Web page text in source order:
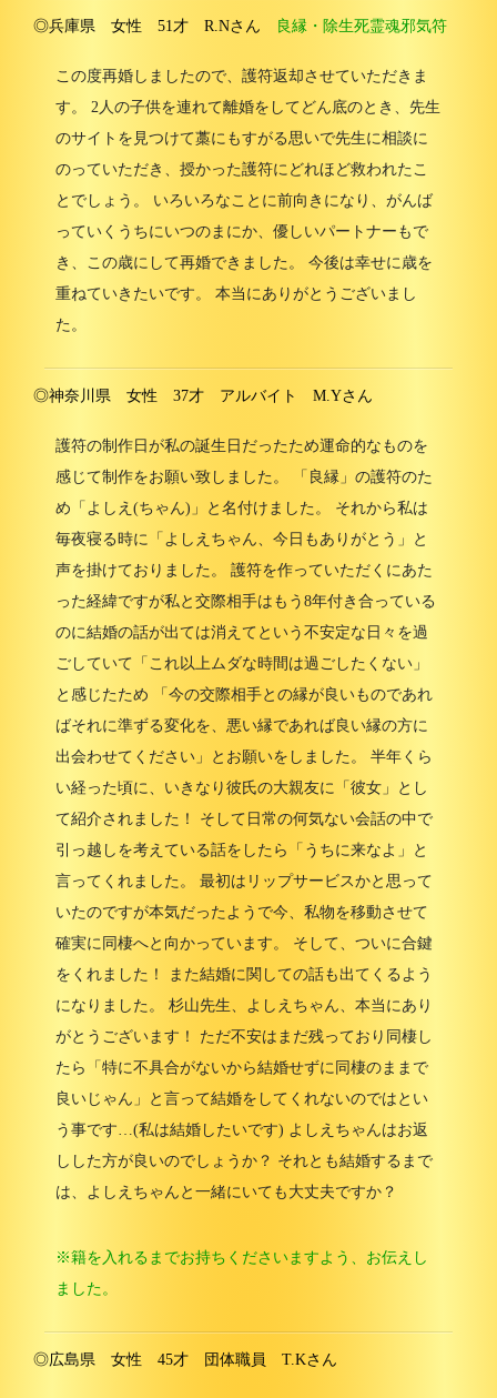
◎兵庫県 女性 51才 R.Nさん 良縁・除生死霊魂邪気符
この度再婚しましたので、護符返却させていただきま
す。 2人の子供を連れて離婚をしてどん底のとき、先生
のサイトを見つけて藁にもすがる思いで先生に相談に
のっていただき、授かった護符にどれほど救われたこ
とでしょう。 いろいろなことに前向きになり、がんば
っていくうちにいつのまにか、優しいパートナーもで
き、この歳にして再婚できました。 今後は幸せに歳を
重ねていきたいです。 本当にありがとうございまし
た。
◎神奈川県 女性 37才 アルバイト M.Yさん
護符の制作日が私の誕生日だったため運命的なものを
感じて制作をお願い致しました。 「良縁」の護符のた
め「よしえ(ちゃん)」と名付けました。 それから私は
毎夜寝る時に「よしえちゃん、今日もありがとう」と
声を掛けておりました。 護符を作っていただくにあた
った経緯ですが私と交際相手はもう8年付き合っている
のに結婚の話が出ては消えてという不安定な日々を過
ごしていて「これ以上ムダな時間は過ごしたくない」
と感じたため 「今の交際相手との縁が良いものであれ
ばそれに準ずる変化を、悪い縁であれば良い縁の方に
出会わせてください」とお願いをしました。 半年くら
い経った頃に、いきなり彼氏の大親友に「彼女」とし
て紹介されました！ そして日常の何気ない会話の中で
引っ越しを考えている話をしたら「うちに来なよ」と
言ってくれました。 最初はリップサービスかと思って
いたのですが本気だったようで今、私物を移動させて
確実に同棲へと向かっています。 そして、ついに合鍵
をくれました！ また結婚に関しての話も出てくるよう
になりました。 杉山先生、よしえちゃん、本当にあり
がとうございます！ ただ不安はまだ残っており同棲し
たら「特に不具合がないから結婚せずに同棲のままで
良いじゃん」と言って結婚をしてくれないのではとい
う事です…(私は結婚したいです) よしえちゃんはお返
しした方が良いのでしょうか？ それとも結婚するまで
は、よしえちゃんと一緒にいても大丈夫ですか？
※籍を入れるまでお持ちくださいますよう、お伝えし
ました。
◎広島県 女性 45才 団体職員 T.Kさん